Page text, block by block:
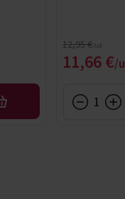
AFEGIR
Special
11,66 €
Regular Price
12,95 €